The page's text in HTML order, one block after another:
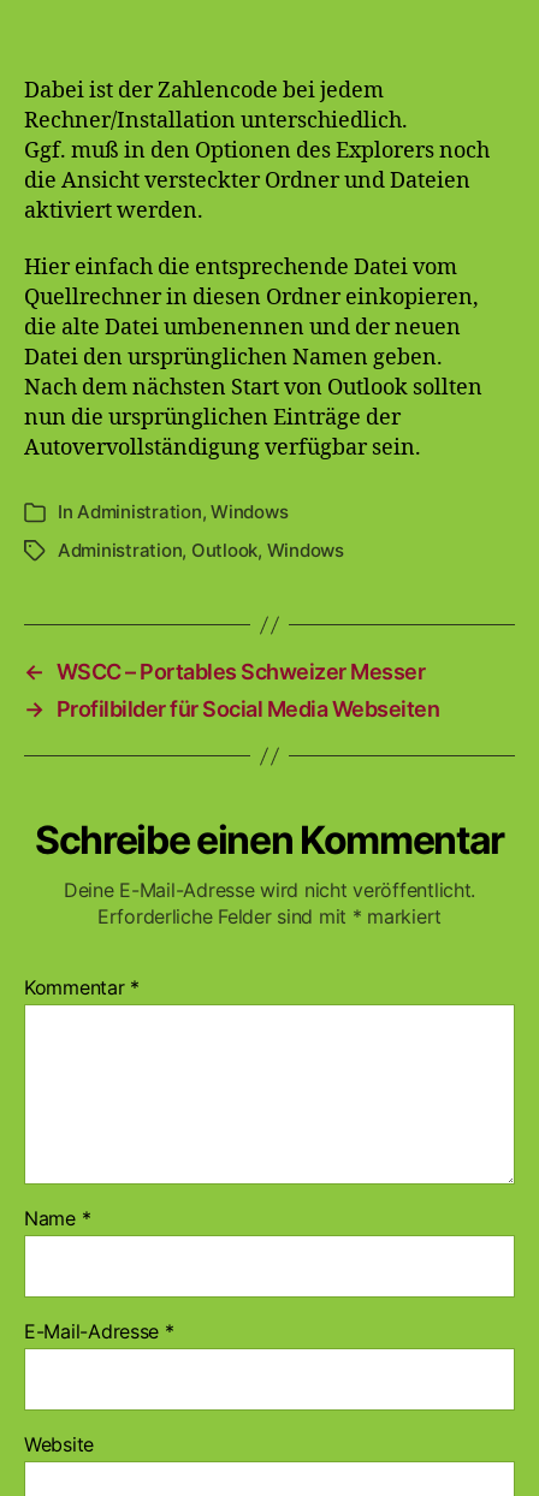
Dabei ist der Zahlencode bei jedem
Rechner/Installation unterschiedlich.
Ggf. muß in den Optionen des Explorers noch
die Ansicht versteckter Ordner und Dateien
aktiviert werden.
Hier einfach die entsprechende Datei vom
Quellrechner in diesen Ordner einkopieren,
die alte Datei umbenennen und der neuen
Datei den ursprünglichen Namen geben.
Nach dem nächsten Start von Outlook sollten
nun die ursprünglichen Einträge der
Autovervollständigung verfügbar sein.
Kategorien
InAdministration,Windows
Schlagwörter
Administration, Outlook, Windows
← WSCC – Portables Schweizer Messer
→ Profilbilder für Social Media Webseiten
Schreibe einen Kommentar
Deine E-Mail-Adresse wird nicht veröffentlicht.
Erforderliche Felder sind mit * markiert
Kommentar *
Name *
E-Mail-Adresse *
Website